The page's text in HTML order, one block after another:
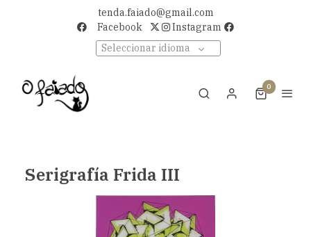
tenda.faiado@gmail.com
Facebook
Instagram
Seleccionar idioma
0
Serigrafía Frida III